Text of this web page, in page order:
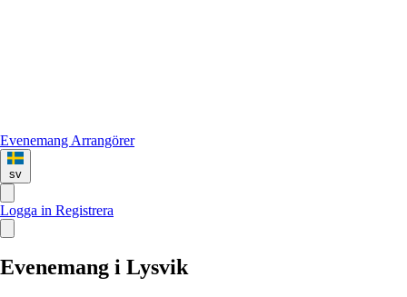
Evenemang Arrangörer
sv
Logga in Registrera
Evenemang i Lysvik